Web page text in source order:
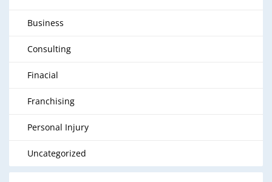
Business
Consulting
Finacial
Franchising
Personal Injury
Uncategorized